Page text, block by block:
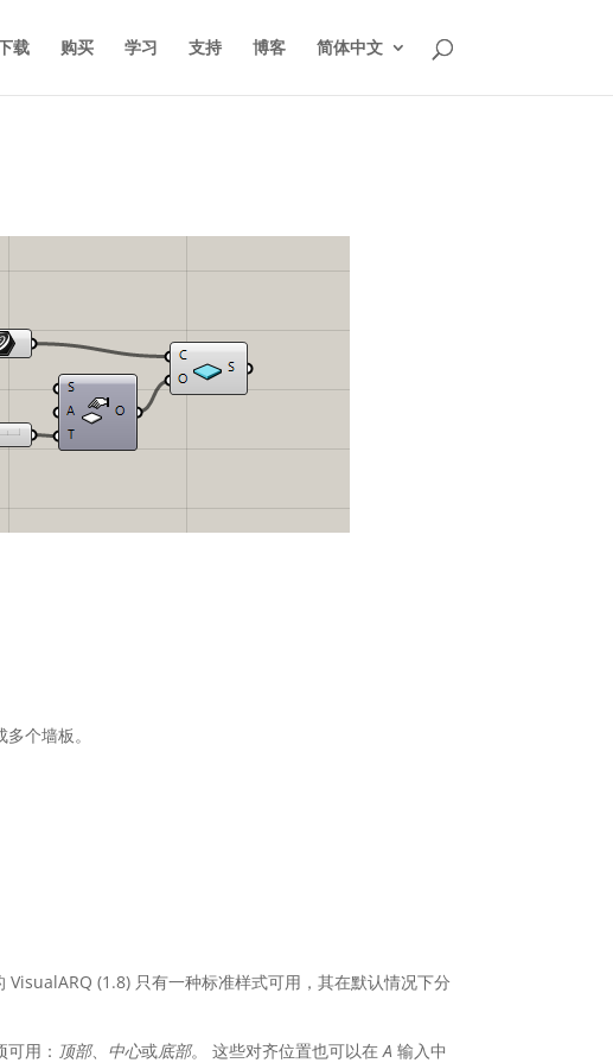
载 购买 学习 支持 博客 简体中文
个墙板。
VisualARQ (1.8) 只有一种标准样式可用，其在默认情况下分
用： 顶部、 中心或底部。 这些对齐位置也可以在A 输入中